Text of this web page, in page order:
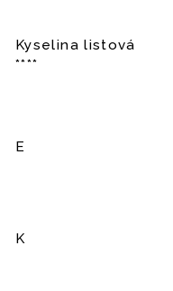
Kyselina listová
****
E
K